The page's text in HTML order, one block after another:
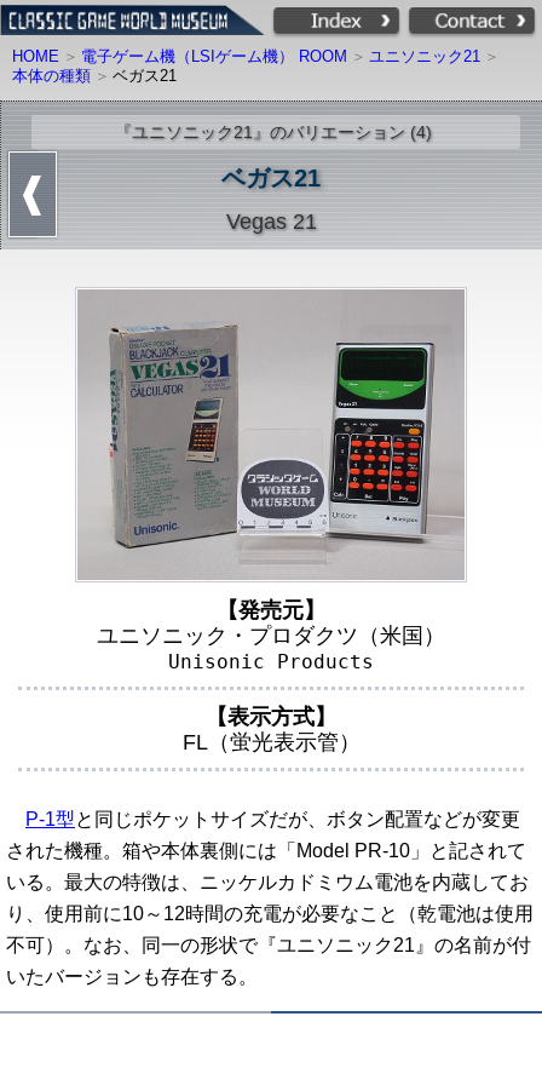
HOME 電子ゲーム機（LSIゲーム機） ROOM
ユニソニック21
本体の種類
ベガス21
『ユニソニック21』のバリエーション (4)
ベガス21
Vegas 21
【発売元】
ユニソニック・プロダクツ（米国）
Unisonic Products
【表示方式】
FL（蛍光表示管）
P-1型と同じポケットサイズだが、ボタン配置などが変更
された機種。箱や本体裏側には「Model PR-10」と記されて
いる。最大の特徴は、ニッケルカドミウム電池を内蔵してお
り、使用前に10～12時間の充電が必要なこと（乾電池は使用
不可）。なお、同一の形状で『ユニソニック21』の名前が付
いたバージョンも存在する。